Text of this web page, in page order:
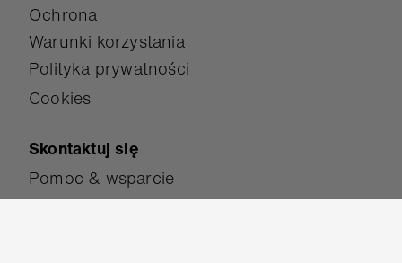
Ochrona
Warunki korzystania
Polityka prywatności
Cookies
Skontaktuj się
Pomoc & wsparcie
Skontaktuj się z nami